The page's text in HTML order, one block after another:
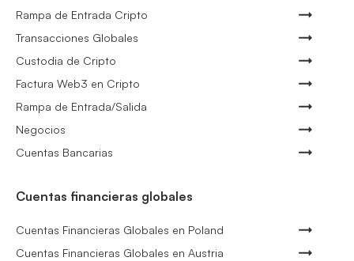
Rampa de Entrada Cripto
Transacciones Globales
Custodia de Cripto
Factura Web3 en Cripto
Rampa de Entrada/Salida
Negocios
Cuentas Bancarias
Cuentas financieras globales
Cuentas Financieras Globales en Poland
Cuentas Financieras Globales en Austria